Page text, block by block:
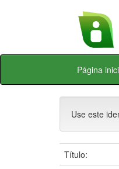
Skip
Página
Use este
Título: